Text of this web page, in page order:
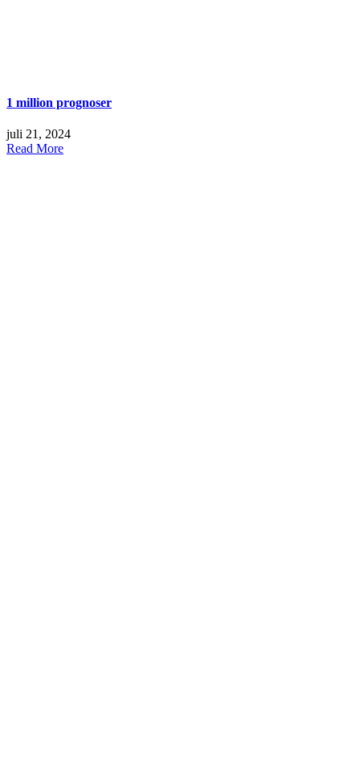
1 million prognoser
juli 21, 2024
Read More